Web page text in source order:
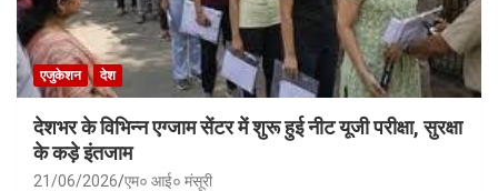
एजुकेशन देश
देशभर के विभिन्न एग्जाम सेंटर में शुरू हुई नीट यूजी परीक्षा, सुरक्षा
के कड़े इंतजाम
21/06/2026 एम० आई० मंसूरी